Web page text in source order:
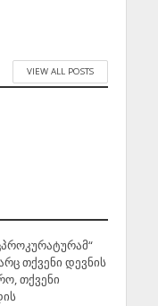
VIEW ALL POSTS
თქვენი დევნის
თქვენი